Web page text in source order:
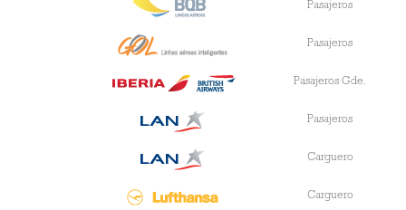
Pasajeros
Pasajeros
Pasajeros Gde.
Pasajeros
Carguero
Carguero